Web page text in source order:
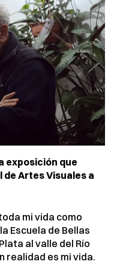
exposición que
de Artes Visuales a
mi vida como
Escuela de Bellas
al valle del Río
realidad es mi vida.